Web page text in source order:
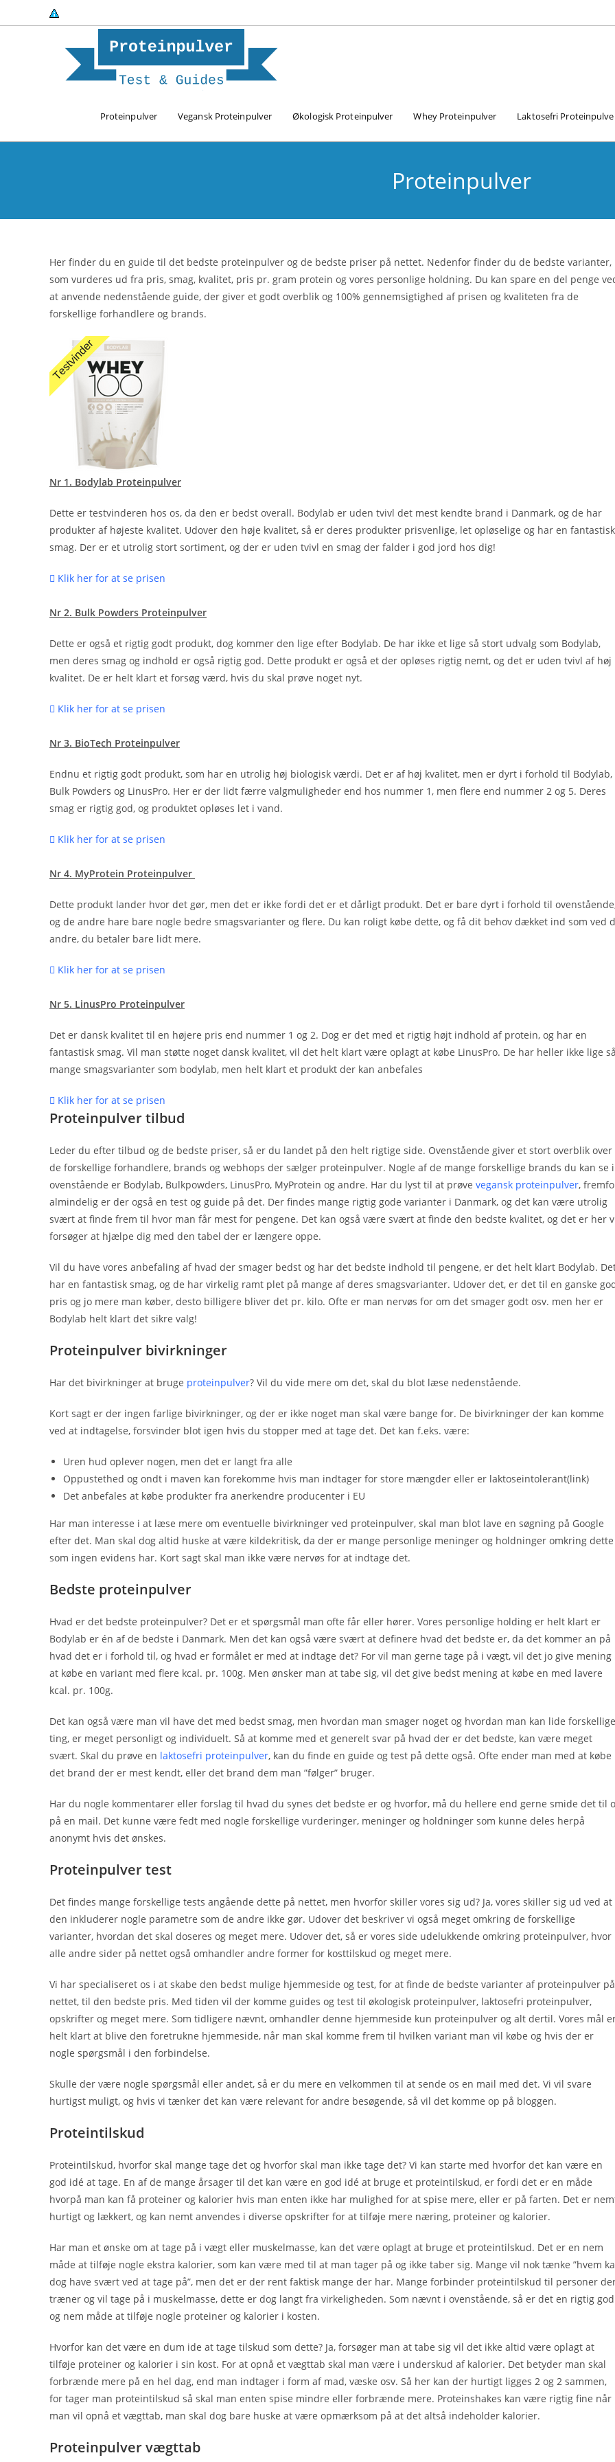
to
Proteinpulver Vegansk Proteinpulver Økologisk Proteinpulver Whey Proteinpulver Laktosefri
Proteinpulver
Her finder du en guide til det bedste proteinpulver og de bedste priser på nettet. Nedenfor finder du de bedste varianter,
som vurderes ud fra pris, smag, kvalitet, pris pr. gram protein og vores personlige holdning. Du kan spare en del penge
at anvende nedenstående guide, der giver et godt overblik og 100% gennemsigtighed af prisen og kvaliteten fra de
forskellige forhandlere og brands.
Nr 1. Bodylab Proteinpulver
Dette er testvinderen hos os, da den er bedst overall. Bodylab er uden tvivl det mest kendte brand i Danmark, og de har
produkter af højeste kvalitet. Udover den høje kvalitet, så er deres produkter prisvenlige, let opløselige og har en fantastisk
smag. Der er et utrolig stort sortiment, og der er uden tvivl en smag der falder i god jord hos dig!
Klik her for at se prisen
Nr 2. Bulk Powders Proteinpulver
Dette er også et rigtig godt produkt, dog kommer den lige efter Bodylab. De har ikke et lige så stort udvalg som Bodylab,
men deres smag og indhold er også rigtig god. Dette produkt er også et der opløses rigtig nemt, og det er uden tvivl af høj
kvalitet. De er helt klart et forsøg værd, hvis du skal prøve noget nyt.
Klik her for at se prisen
Nr 3. BioTech Proteinpulver
Endnu et rigtig godt produkt, som har en utrolig høj biologisk værdi. Det er af høj kvalitet, men er dyrt i forhold til Bodylab,
Bulk Powders og LinusPro. Her er der lidt færre valgmuligheder end hos nummer 1, men flere end nummer 2 og 5. Deres
smag er rigtig god, og produktet opløses let i vand.
Klik her for at se prisen
Nr 4. MyProtein Proteinpulver
Dette produkt lander hvor det gør, men det er ikke fordi det er et dårligt produkt. Det er bare dyrt i forhold til
og de andre hare bare nogle bedre smagsvarianter og flere. Du kan roligt købe dette, og få dit behov dækket ind som ved
andre, du betaler bare lidt mere.
Klik her for at se prisen
Nr 5. LinusPro Proteinpulver
Det er dansk kvalitet til en højere pris end nummer 1 og 2. Dog er det med et rigtig højt indhold af protein, og har en
fantastisk smag. Vil man støtte noget dansk kvalitet, vil det helt klart være oplagt at købe LinusPro. De har heller ikke lige
mange smagsvarianter som bodylab, men helt klart et produkt der kan anbefales
Klik her for at se prisen
Proteinpulver tilbud
Leder du efter tilbud og de bedste priser, så er du landet på den helt rigtige side. Ovenstående giver et stort overblik over
de forskellige forhandlere, brands og webhops der sælger proteinpulver. Nogle af de mange forskellige brands du kan se i
ovenstående er Bodylab, Bulkpowders, LinusPro, MyProtein og andre. Har du lyst til at prøve vegansk proteinpulver,
almindelig er der også en test og guide på det. Der findes mange rigtig gode varianter i Danmark, og det kan være utrolig
svært at finde frem til hvor man får mest for pengene. Det kan også være svært at finde den bedste kvalitet, og det er her
forsøger at hjælpe dig med den tabel der er længere oppe.
Vil du have vores anbefaling af hvad der smager bedst og har det bedste indhold til pengene, er det helt klart Bodylab.
har en fantastisk smag, og de har virkelig ramt plet på mange af deres smagsvarianter. Udover det, er det til en ganske
pris og jo mere man køber, desto billigere bliver det pr. kilo. Ofte er man nervøs for om det smager godt osv. men her er
Bodylab helt klart det sikre valg!
Proteinpulver bivirkninger
Har det bivirkninger at bruge proteinpulver? Vil du vide mere om det, skal du blot læse nedenstående.
Kort sagt er der ingen farlige bivirkninger, og der er ikke noget man skal være bange for. De bivirkninger der kan komme
ved at indtagelse, forsvinder blot igen hvis du stopper med at tage det. Det kan f.eks. være:
Uren hud oplever nogen, men det er langt fra alle
Oppustethed og ondt i maven kan forekomme hvis man indtager for store mængder eller er laktoseintolerant(link)
Det anbefales at købe produkter fra anerkendre producenter i EU
Har man interesse i at læse mere om eventuelle bivirkninger ved proteinpulver, skal man blot lave en søgning på Google
efter det. Man skal dog altid huske at være kildekritisk, da der er mange personlige meninger og holdninger omkring dette
som ingen evidens har. Kort sagt skal man ikke være nervøs for at indtage det.
Bedste proteinpulver
Hvad er det bedste proteinpulver? Det er et spørgsmål man ofte får eller hører. Vores personlige holding er helt klart er
Bodylab er én af de bedste i Danmark. Men det kan også være svært at definere hvad det bedste er, da det kommer an på
hvad det er i forhold til, og hvad er formålet er med at indtage det? For vil man gerne tage på i vægt, vil det jo give mening
at købe en variant med flere kcal. pr. 100g. Men ønsker man at tabe sig, vil det give bedst mening at købe en med lavere
kcal. pr. 100g.
Det kan også være man vil have det med bedst smag, men hvordan man smager noget og hvordan man kan lide forskellige
ting, er meget personligt og individuelt. Så at komme med et generelt svar på hvad der er det bedste, kan være meget
svært. Skal du prøve en laktosefri proteinpulver, kan du finde en guide og test på dette også. Ofte ender man med at købe
det brand der er mest kendt, eller det brand dem man ”følger” bruger.
Har du nogle kommentarer eller forslag til hvad du synes det bedste er og hvorfor, må du hellere end gerne smide det til
på en mail. Det kunne være fedt med nogle forskellige vurderinger, meninger og holdninger som kunne deles herpå
anonymt hvis det ønskes.
Proteinpulver test
Det findes mange forskellige tests angående dette på nettet, men hvorfor skiller vores sig ud? Ja, vores skiller sig ud ved at
den inkluderer nogle parametre som de andre ikke gør. Udover det beskriver vi også meget omkring de forskellige
varianter, hvordan det skal doseres og meget mere. Udover det, så er vores side udelukkende omkring proteinpulver, hvor
alle andre sider på nettet også omhandler andre former for kosttilskud og meget mere.
Vi har specialiseret os i at skabe den bedst mulige hjemmeside og test, for at finde de bedste varianter af proteinpulver på
nettet, til den bedste pris. Med tiden vil der komme guides og test til økologisk proteinpulver, laktosefri proteinpulver,
opskrifter og meget mere. Som tidligere nævnt, omhandler denne hjemmeside kun proteinpulver og alt dertil. Vores mål
helt klart at blive den foretrukne hjemmeside, når man skal komme frem til hvilken variant man vil købe og hvis der er
nogle spørgsmål i den forbindelse.
Skulle der være nogle spørgsmål eller andet, så er du mere en velkommen til at sende os en mail med det. Vi vil svare
hurtigst muligt, og hvis vi tænker det kan være relevant for andre besøgende, så vil det komme op på bloggen.
Proteintilskud
Proteintilskud, hvorfor skal mange tage det og hvorfor skal man ikke tage det? Vi kan starte med hvorfor det kan være en
god idé at tage. En af de mange årsager til det kan være en god idé at bruge et proteintilskud, er fordi det er en måde
hvorpå man kan få proteiner og kalorier hvis man enten ikke har mulighed for at spise mere, eller er på farten. Det er
hurtigt og lækkert, og kan nemt anvendes i diverse opskrifter for at tilføje mere næring, proteiner og kalorier.
Har man et ønske om at tage på i vægt eller muskelmasse, kan det være oplagt at bruge et proteintilskud. Det er en nem
måde at tilføje nogle ekstra kalorier, som kan være med til at man tager på og ikke taber sig. Mange vil nok tænke ”hvem
dog have svært ved at tage på”, men det er der rent faktisk mange der har. Mange forbinder proteintilskud til personer
træner og vil tage på i muskelmasse, dette er dog langt fra virkeligheden. Som nævnt i ovenstående, så er det en rigtig god
og nem måde at tilføje nogle proteiner og kalorier i kosten.
Hvorfor kan det være en dum ide at tage tilskud som dette? Ja, forsøger man at tabe sig vil det ikke altid være oplagt at
tilføje proteiner og kalorier i sin kost. For at opnå et vægttab skal man være i underskud af kalorier. Det betyder man skal
forbrænde mere på en hel dag, end man indtager i form af mad, væske osv. Så her kan der hurtigt ligges 2 og 2 sammen,
for tager man proteintilskud så skal man enten spise mindre eller forbrænde mere. Proteinshakes kan være rigtig fine når
man vil opnå et vægttab, man skal dog bare huske at være opmærksom på at det altså indeholder kalorier.
Proteinpulver vægttab